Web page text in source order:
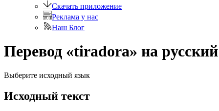
Скачать приложение
Реклама у нас
Наш Блог
Перевод «tiradora» на русский
Выберите исходный язык
Исходный текст